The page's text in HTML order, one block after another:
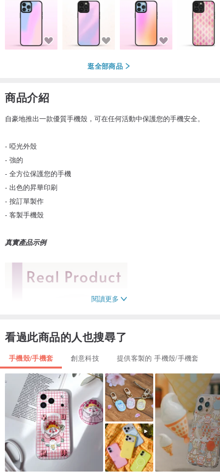
逛全部商品
商品介紹
自豪地推出一款優質手機殼，可在任何活動中保護您的手機安全。
- 啞光外殼
- 強的
- 全方位保護您的手機
- 出色的昇華印刷
- 按訂單製作
- 客製手機殼
真實產品示例
閱讀更多
看過此商品的人也搜尋了
手機殼/手機套 創意科技 提供客製的 手機殼/手機套